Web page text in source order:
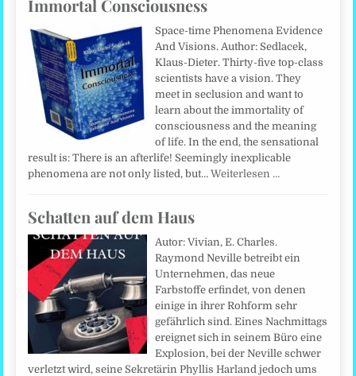
Immortal Consciousness
Space-time Phenomena Evidence
And Visions. Author: Sedlacek,
Klaus-Dieter. Thirty-five top-class
scientists have a vision. They
meet in seclusion and want to
learn about the immortality of
consciousness and the meaning
of life. In the end, the sensational
result is: There is an afterlife! Seemingly inexplicable
phenomena are not only listed, but…Weiterlesen …
Schatten auf dem Haus
Autor: Vivian, E. Charles.
Raymond Neville betreibt ein
Unternehmen, das neue
Farbstoffe erfindet, von denen
einige in ihrer Rohform sehr
gefährlich sind. Eines Nachmittags
ereignet sich in seinem Büro eine
Explosion, bei der Neville schwer
verletzt wird, seine Sekretärin Phyllis Harland jedoch ums